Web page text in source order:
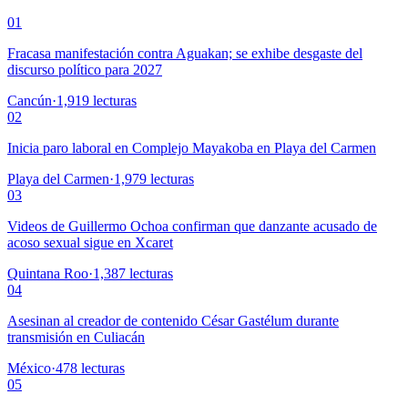
01
Fracasa manifestación contra Aguakan; se exhibe desgaste del
discurso político para 2027
Cancún·1,919 lecturas
02
Inicia paro laboral en Complejo Mayakoba en Playa del Carmen
Playa del Carmen·1,979 lecturas
03
Videos de Guillermo Ochoa confirman que danzante acusado de
acoso sexual sigue en Xcaret
Quintana Roo·1,387 lecturas
04
Asesinan al creador de contenido César Gastélum durante
transmisión en Culiacán
México·478 lecturas
05